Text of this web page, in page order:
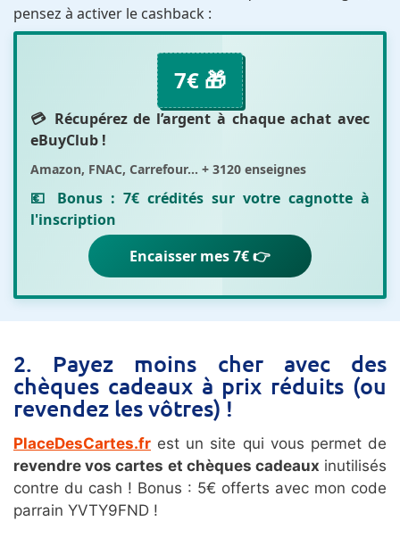
pensez à activer le cashback :
7€ 🎁
💳 Récupérez de l’argent à chaque achat avec
eBuyClub !
Amazon, FNAC, Carrefour... + 3120 enseignes
💶 Bonus : 7€ crédités sur votre cagnotte à
l'inscription
Encaisser mes 7€ 👉
2. Payez moins cher avec des
chèques cadeaux à prix réduits (ou
revendez les vôtres) !
PlaceDesCartes.fr est un site qui vous permet de
revendre vos cartes et chèques cadeaux inutilisés
contre du cash ! Bonus : 5€ offerts avec mon code
parrain YVTY9FND !